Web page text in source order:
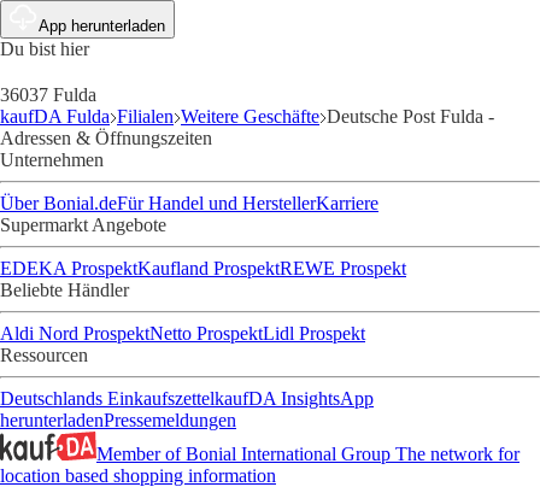
App herunterladen
Du bist hier
36037 Fulda
kaufDA Fulda Filialen Weitere Geschäfte Deutsche Post Fulda -
Adressen & Öffnungszeiten
Unternehmen
Über Bonial.deFür Handel und HerstellerKarriere
Supermarkt Angebote
EDEKA ProspektKaufland ProspektREWE Prospekt
Beliebte Händler
Aldi Nord ProspektNetto ProspektLidl Prospekt
Ressourcen
Deutschlands EinkaufszettelkaufDA InsightsApp
herunterladenPressemeldungen
Member of Bonial International Group The network for
location based shopping information